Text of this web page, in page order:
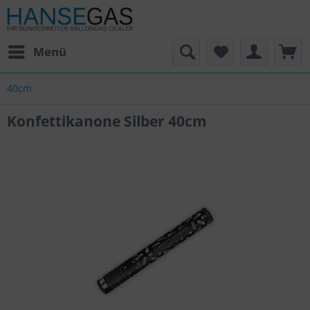
Menü
40cm
Konfettikanone Silber 40cm